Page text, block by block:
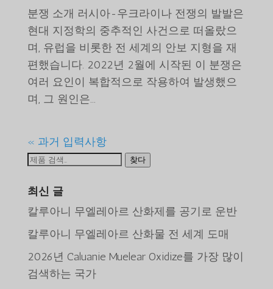
분쟁 소개 러시아-우크라이나 전쟁의 발발은
현대 지정학의 중추적인 사건으로 떠올랐으
며, 유럽을 비롯한 전 세계의 안보 지형을 재
편했습니다. 2022년 2월에 시작된 이 분쟁은
여러 요인이 복합적으로 작용하여 발생했으
며, 그 원인은...
« 과거 입력사항
검
찾다
최신 글
칼루아니 무엘레아르 산화제를 공기로 운반
칼루아니 무엘레아르 산화물 전 세계 도매
2026년 Caluanie Muelear Oxidize를 가장 많이
검색하는 국가